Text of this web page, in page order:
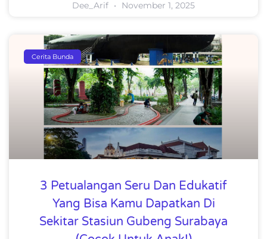
Dee_Arif November 1, 2025
Cerita Bunda
3 Petualangan Seru Dan Edukatif
Yang Bisa Kamu Dapatkan Di
Sekitar Stasiun Gubeng Surabaya